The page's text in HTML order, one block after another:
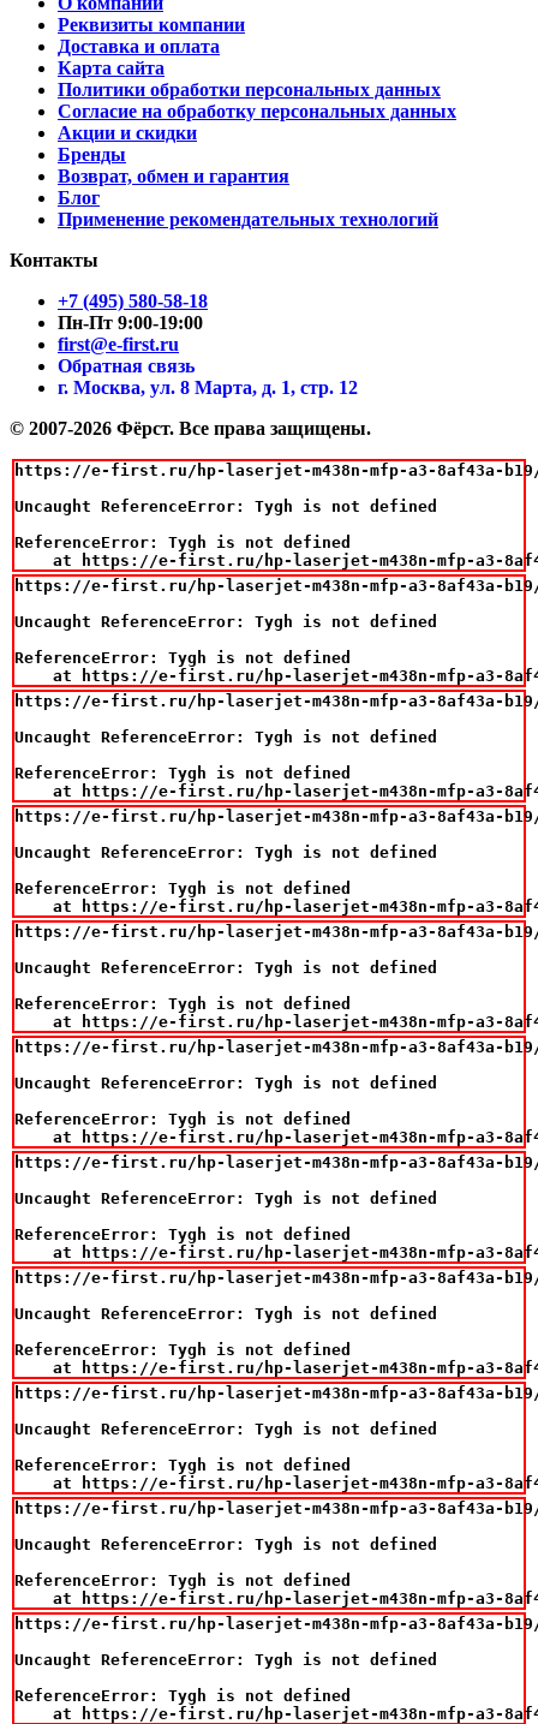
Реквизиты компании
Доставка и оплата
Карта сайта
Политики обработки персональных данных
Согласие на обработку персональных данных
Акции и скидки
Бренды
Возврат, обмен и гарантия
Блог
Применение рекомендательных технологий
Контакты
+7 (495) 580-58-18
Пн-Пт 9:00-19:00
first@e-first.ru
Обратная связь
г. Москва, ул. 8 Марта, д. 1, стр. 12
© 2007-2026 Фёрст. Все права защищены.
https://e-first.ru/hp-laserjet-m438n-mfp-a3-8af43a-b19/
Uncaught ReferenceError: Tygh is not defined
ReferenceError: Tygh is not defined
at https://e-first.ru/hp-laserjet-m438n-mfp-a3-
https://e-first.ru/hp-laserjet-m438n-mfp-a3-8af43a-b19/
Uncaught ReferenceError: Tygh is not defined
ReferenceError: Tygh is not defined
at https://e-first.ru/hp-laserjet-m438n-mfp-a3-
https://e-first.ru/hp-laserjet-m438n-mfp-a3-8af43a-b19/
Uncaught ReferenceError: Tygh is not defined
ReferenceError: Tygh is not defined
at https://e-first.ru/hp-laserjet-m438n-mfp-a3-
https://e-first.ru/hp-laserjet-m438n-mfp-a3-8af43a-b19/
Uncaught ReferenceError: Tygh is not defined
ReferenceError: Tygh is not defined
at https://e-first.ru/hp-laserjet-m438n-mfp-a3-
https://e-first.ru/hp-laserjet-m438n-mfp-a3-8af43a-b19/
Uncaught ReferenceError: Tygh is not defined
ReferenceError: Tygh is not defined
at https://e-first.ru/hp-laserjet-m438n-mfp-a3-
https://e-first.ru/hp-laserjet-m438n-mfp-a3-8af43a-b19/
Uncaught ReferenceError: Tygh is not defined
ReferenceError: Tygh is not defined
at https://e-first.ru/hp-laserjet-m438n-mfp-a3-
https://e-first.ru/hp-laserjet-m438n-mfp-a3-8af43a-b19/
Uncaught ReferenceError: Tygh is not defined
ReferenceError: Tygh is not defined
at https://e-first.ru/hp-laserjet-m438n-mfp-a3-
https://e-first.ru/hp-laserjet-m438n-mfp-a3-8af43a-b19/
Uncaught ReferenceError: Tygh is not defined
ReferenceError: Tygh is not defined
at https://e-first.ru/hp-laserjet-m438n-mfp-a3-
https://e-first.ru/hp-laserjet-m438n-mfp-a3-8af43a-b19/
Uncaught ReferenceError: Tygh is not defined
ReferenceError: Tygh is not defined
at https://e-first.ru/hp-laserjet-m438n-mfp-a3-
https://e-first.ru/hp-laserjet-m438n-mfp-a3-8af43a-b19/
Uncaught ReferenceError: Tygh is not defined
ReferenceError: Tygh is not defined
at https://e-first.ru/hp-laserjet-m438n-mfp-a3-
https://e-first.ru/hp-laserjet-m438n-mfp-a3-8af43a-b19/
Uncaught ReferenceError: Tygh is not defined
ReferenceError: Tygh is not defined
at https://e-first.ru/hp-laserjet-m438n-mfp-a3-